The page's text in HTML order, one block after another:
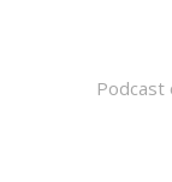
Podcast